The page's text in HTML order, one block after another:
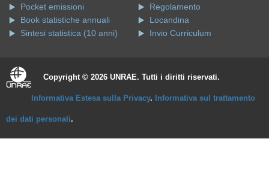
Pocket emissioni
Book statistiche annuali
Sintesi statistica (10 anni)
Regolamento
Locandina
Invio Curriculum
Copyright © 2026 UNRAE. Tutti i diritti riservati.
Informativa Estesa sulla Privacy. Informativa sul trattamento
dei dati personali.